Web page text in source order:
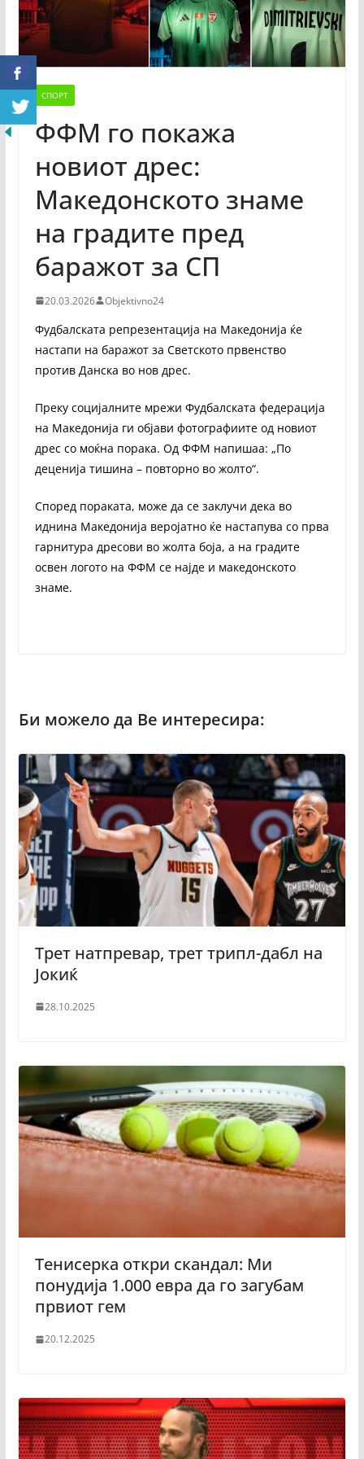
СПОРТ
ФФМ го покажа
новиот дрес:
Македонското знаме
на градите пред
баражот за СП
20.03.2026 Objektivno24
Фудбалската репрезентација на Македонија ќе
настапи на баражот за Светското првенство
против Данска во нов дрес.
Преку социјалните мрежи Фудбалската федерација
на Македонија ги објави фотографиите од новиот
дрес со моќна порака. Од ФФМ напишаа: „По
деценија тишина – повторно во жолто“.
Според пораката, може да се заклучи дека во
иднина Македонија веројатно ќе настапува со прва
гарнитура дресови во жолта боја, а на градите
освен логото на ФФМ се најде и македонското
знаме.
Трет натпревар, трет трипл-дабл на
Јокиќ
28.10.2025
Тенисерка откри скандал: Ми
понудија 1.000 евра да го загубам
првиот гем
20.12.2025